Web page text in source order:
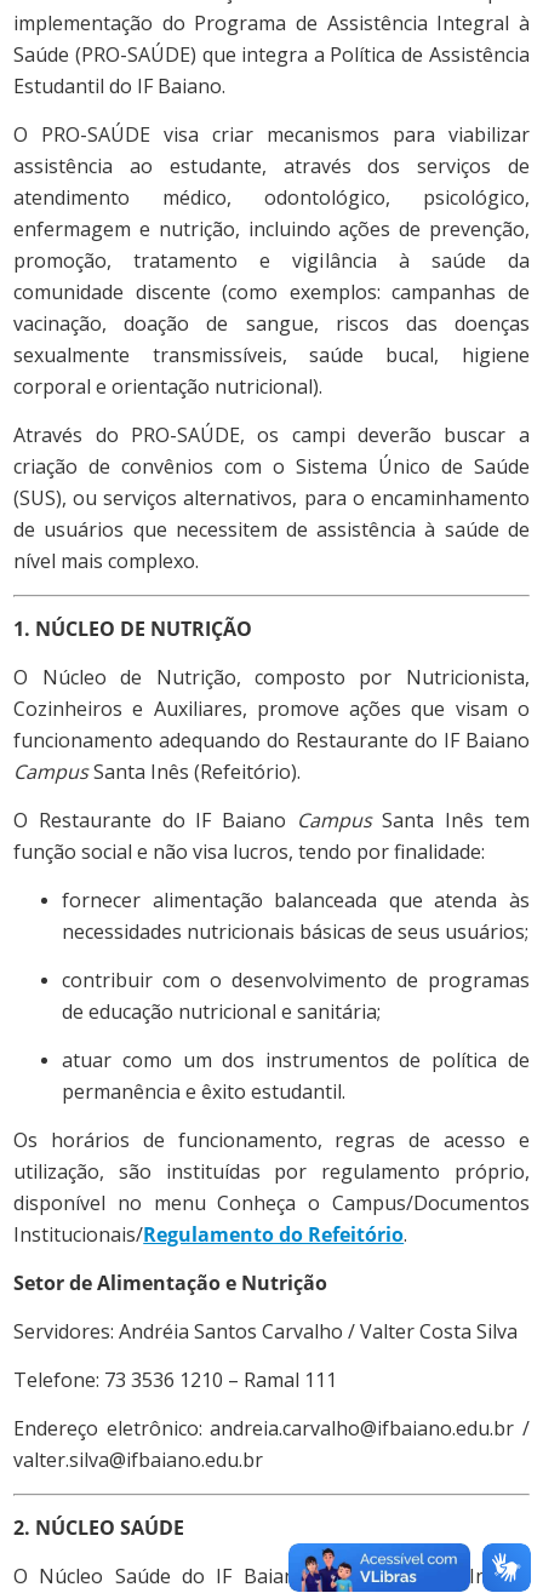
implementação do Programa de Assistência Integral à
Saúde (PRO-SAÚDE) que integra a Política de Assistência
Estudantil do IF Baiano.
O PRO-SAÚDE visa criar mecanismos para viabilizar
assistência ao estudante, através dos serviços de
atendimento médico, odontológico, psicológico,
enfermagem e nutrição, incluindo ações de prevenção,
promoção, tratamento e vigilância à saúde da
comunidade discente (como exemplos: campanhas de
vacinação, doação de sangue, riscos das doenças
sexualmente transmissíveis, saúde bucal, higiene
corporal e orientação nutricional).
Através do PRO-SAÚDE, os campi deverão buscar a
criação de convênios com o Sistema Único de Saúde
(SUS), ou serviços alternativos, para o encaminhamento
de usuários que necessitem de assistência à saúde de
nível mais complexo.
1. NÚCLEO DE NUTRIÇÃO
O Núcleo de Nutrição, composto por Nutricionista,
Cozinheiros e Auxiliares, promove ações que visam o
funcionamento adequando do Restaurante do IF Baiano
CampusSanta Inês (Refeitório).
O Restaurante do IF Baiano CampusSanta Inês tem
função social e não visa lucros, tendo por finalidade:
fornecer alimentação balanceada que atenda às
necessidades nutricionais básicas de seus usuários;
contribuir com o desenvolvimento de programas
de educação nutricional e sanitária;
atuar como um dos instrumentos de política de
permanência e êxito estudantil.
Os horários de funcionamento, regras de acesso e
utilização, são instituídas por regulamento próprio,
disponível no menu Conheça o Campus/Documentos
Institucionais/Regulamento do Refeitório.
Setor de Alimentação e Nutrição
Servidores: Andréia Santos Carvalho / Valter Costa Silva
Telefone: 73 3536 1210 – Ramal 111
Endereço eletrônico: andreia.carvalho@ifbaiano.edu.br /
valter.silva@ifbaiano.edu.br
2. NÚCLEO SAÚDE
O Núcleo Saúde do IF BaianoCampusSanta Inês é